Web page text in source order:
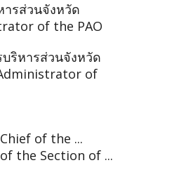
รส่วนจังหวัด
of the PAO
ริหารส่วนจังหวัด
of
of the ...
the Section of ...